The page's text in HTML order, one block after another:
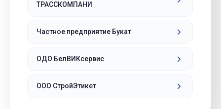
ТРАССКОМПАНИ
Частное предприятие Букат
ОДО БелВИКсервис
ООО СтройЭтикет